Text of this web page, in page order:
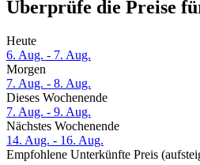
Überprüfe die Preise
Heute
6. Aug. - 7. Aug.
Morgen
7. Aug. - 8. Aug.
Dieses Wochenende
7. Aug. - 9. Aug.
Nächstes Wochenende
14. Aug. - 16. Aug.
Empfohlene Unterkünfte Preis